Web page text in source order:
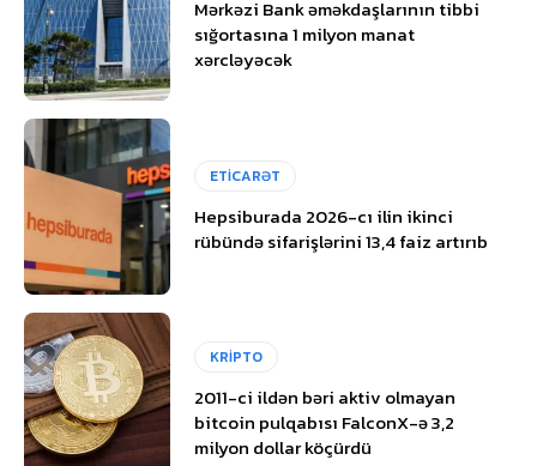
Mərkəzi Bank əməkdaşlarının tibbi
sığortasına 1 milyon manat
xərcləyəcək
ETİCARƏT
Hepsiburada 2026-cı ilin ikinci
rübündə sifarişlərini 13,4 faiz artırıb
KRİPTO
2011-ci ildən bəri aktiv olmayan
bitcoin pulqabısı FalconX-ə 3,2
milyon dollar köçürdü